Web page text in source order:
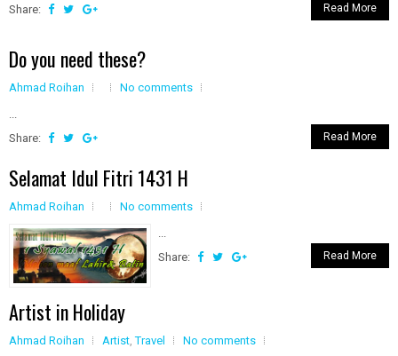
Share:
Read More
Do you need these?
Ahmad Roihan
No comments
Share:
Read More
Selamat Idul Fitri 1431 H
Ahmad Roihan
No comments
Share:
Read More
Artist in Holiday
Ahmad Roihan Artist ,Travel
No comments